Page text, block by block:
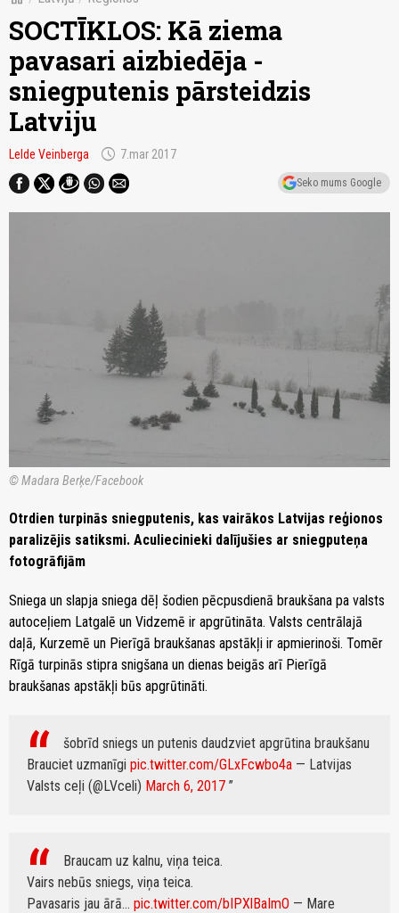
SOCTĪKLOS: Kā ziema
pavasari aizbiedēja -
sniegputenis pārsteidzis
Latviju
Lelde Veinberga schedule 7.mar 2017
Seko mums Google
© Madara Berķe/Facebook
Otrdien turpinās sniegputenis, kas vairākos Latvijas reģionos
paralizējis satiksmi. Aculiecinieki dalījušies ar sniegputeņa
fotogrāfijām
Sniega un slapja sniega dēļ šodien pēcpusdienā braukšana pa valsts
autoceļiem Latgalē un Vidzemē ir apgrūtināta. Valsts centrālajā
daļā, Kurzemē un Pierīgā braukšanas apstākļi ir apmierinoši. Tomēr
Rīgā turpinās stipra snigšana un dienas beigās arī Pierīgā
braukšanas apstākļi būs apgrūtināti.
šobrīd sniegs un putenis daudzviet apgrūtina braukšanu
Brauciet uzmanīgi pic.twitter.com/GLxFcwbo4a — Latvijas
Valsts ceļi (@LVceli) March 6, 2017
Braucam uz kalnu, viņa teica.
Vairs nebūs sniegs, viņa teica.
Pavasaris jau ārā... pic.twitter.com/bIPXlBaImO — Mare